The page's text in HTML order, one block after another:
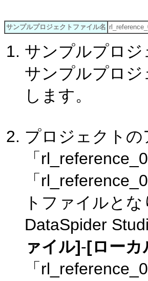
サンプルプロジェクトファイル名
サンプルプロ
サンプルプロ
します。
プロジェクト
「
「
トファイルとな
DataSpider
ァイル]-[ローカ
「